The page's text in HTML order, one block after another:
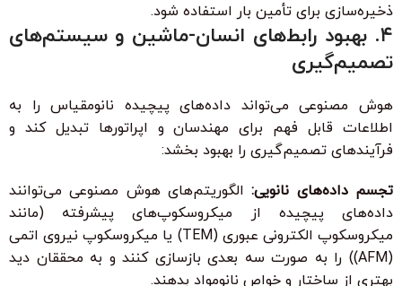
ذخیره‌سازی برای تأمین بار استفاده شود.
۴. بهبود رابط‌های انسان-ماشین و سیستم‌های
تصمیم‌گیری
هوش مصنوعی می‌تواند داده‌های پیچیده نانومقیاس را به
اطلاعات قابل فهم برای مهندسان و اپراتورها تبدیل کند و
فرآیندهای تصمیم‌گیری را بهبود بخشد:
تجسم داده‌های نانویی:الگوریتم‌های هوش مصنوعی می‌توانند
داده‌های پیچیده از میکروسکوپ‌های پیشرفته (مانند
میکروسکوپ الکترونی عبوری (TEM) یا میکروسکوپ نیروی اتمی
(AFM)) را به صورت سه بعدی بازسازی کنند و به محققان دید
بهتری از ساختار و خواص نانومواد بدهند.